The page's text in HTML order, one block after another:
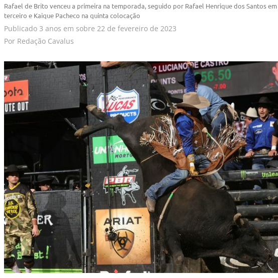
Rafael de Brito venceu a primeira na temporada, seguido por Rafael Henrique dos Santos
terceiro e Kaique Pacheco na quinta colocação
Publicado 3 anos em sobre 22 de fevereiro de 2023
Por Redação Cavalus